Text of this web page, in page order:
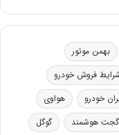
بهمن موتور
فروش خودرو
خودرو
هواوی
گجت هوشمند گوگل